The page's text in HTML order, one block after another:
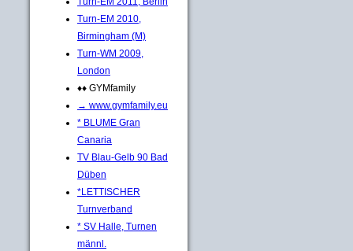
Turn-EM 2010,
Birmingham (M)
Turn-WM 2009,
London
♦♦ GYMfamily
→ www.gymfamily.eu
* BLUME Gran
Canaria
TV Blau-Gelb 90 Bad
Düben
*LETTISCHER
Turnverband
* SV Halle, Turnen
männl.